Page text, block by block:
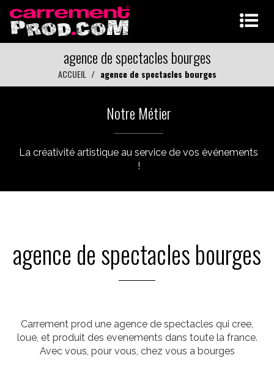
agence de spectacles bourges
ACCUEIL agence de spectacles bourges
Notre Métier
La créativité artistique au service de vos événements
!
agence de spectacles bourges
Carrement prod une agence de spectacles qui cree,
loue, et produit des evenements dans toute la france.
Avec vous, pour vous, chez vous a bourges